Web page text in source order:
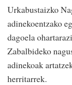
Urkabustaizko
adinekoentzako
dagoela
Zabalbideko
adinekoak
herritarrek.